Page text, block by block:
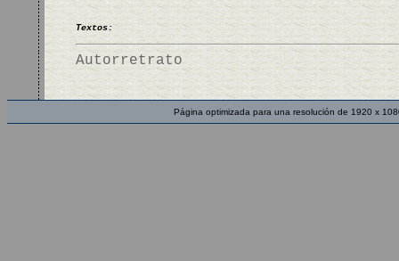
Textos:
Autorretrato
Página optimizada para una resolución de 1920 x